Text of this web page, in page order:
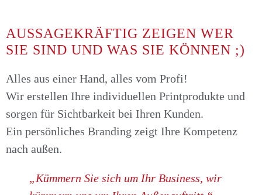
AUSSAGEKRÄFTIG ZEIGEN WER
SIE SIND UND WAS SIE KÖNNEN ;)
Alles aus einer Hand, alles vom Profi!
Wir erstellen Ihre individuellen Printprodukte und
sorgen für Sichtbarkeit bei Ihren Kunden.
Ein persönliches Branding zeigt Ihre Kompetenz
nach außen.
„Kümmern Sie sich um Ihr Business, wir